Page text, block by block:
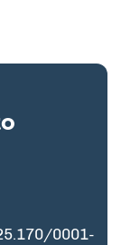
0001-